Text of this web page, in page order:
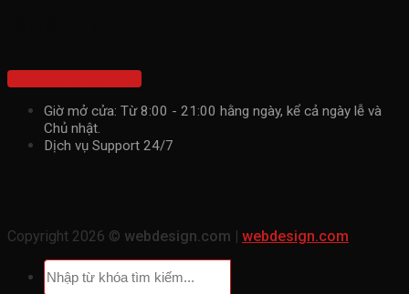
Hotline: 0967851443
Giờ mở cửa: Từ 8:00 - 21:00 hằng ngày, kể cả ngày lễ và
Chủ nhật.
Dịch vụ Support 24/7
Copyright 2026 © webdesign.com | webdesign.com
Tìm
kiếm: